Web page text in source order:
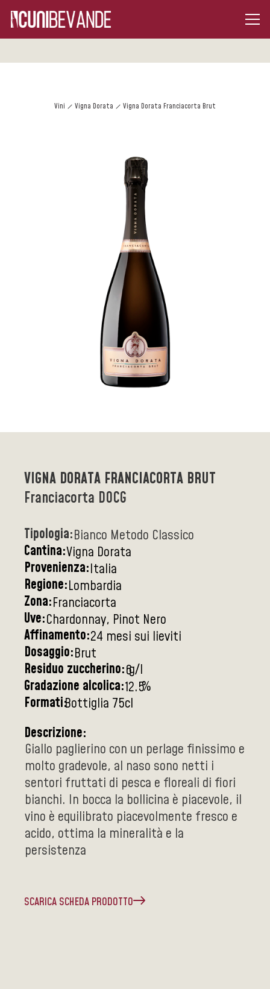
Vini Vigna Dorata Vigna Dorata Franciacorta Brut
VIGNA DORATA FRANCIACORTA BRUT
Franciacorta DOCG
Tipologia:Bianco Metodo Classico
Cantina:Vigna Dorata
Provenienza:Italia
Regione:Lombardia
Zona:Franciacorta
Uve:Chardonnay, Pinot Nero
Affinamento:24 mesi sui lieviti
Dosaggio:Brut
Residuo zuccherino:6g/l
Gradazione alcolica:12.5%
Formati:Bottiglia 75cl
Descrizione:
Giallo paglierino con un perlage finissimo e
molto gradevole, al naso sono netti i
sentori fruttati di pesca e floreali di fiori
bianchi. In bocca la bollicina è piacevole, il
vino è equilibrato piacevolmente fresco e
acido, ottima la mineralità e la
persistenza
SCARICA SCHEDA PRODOTTO